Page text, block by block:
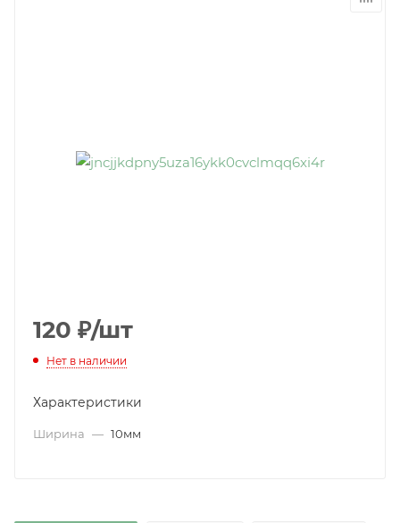
120 ₽/шт
Нет в наличии
Характеристики
Ширина — 10мм